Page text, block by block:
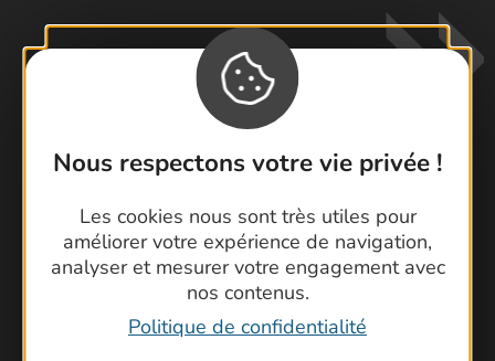
Nous respectons votre vie privée !
Les cookies nous sont très utiles pour
améliorer votre expérience de navigation,
analyser et mesurer votre engagement avec
nos contenus.
Politique de confidentialité
Contactez-nous !
Foire aux questions
Brochures
Cartoguides et Topoguides
Latitude Gard